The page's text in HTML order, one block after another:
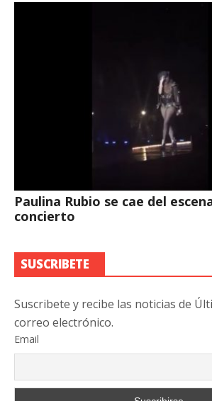
Paulina Rubio se cae del
concierto
SUSCRIBETE
Suscribete y recibe las noticias de
correo electrónico.
Email